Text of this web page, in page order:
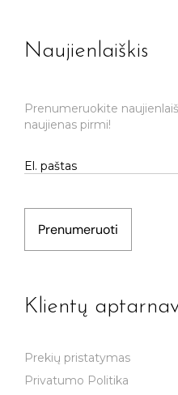
Naujienlaiškis
Prenumeruokite
naujienas pirmi!
Prenumeruoti
Klientų
Prekių pristatymas
Privatumo Politika